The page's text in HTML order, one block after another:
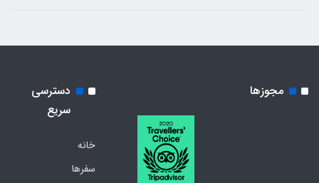
مجوزها
دسترسی
سریع
خانه
سفرها